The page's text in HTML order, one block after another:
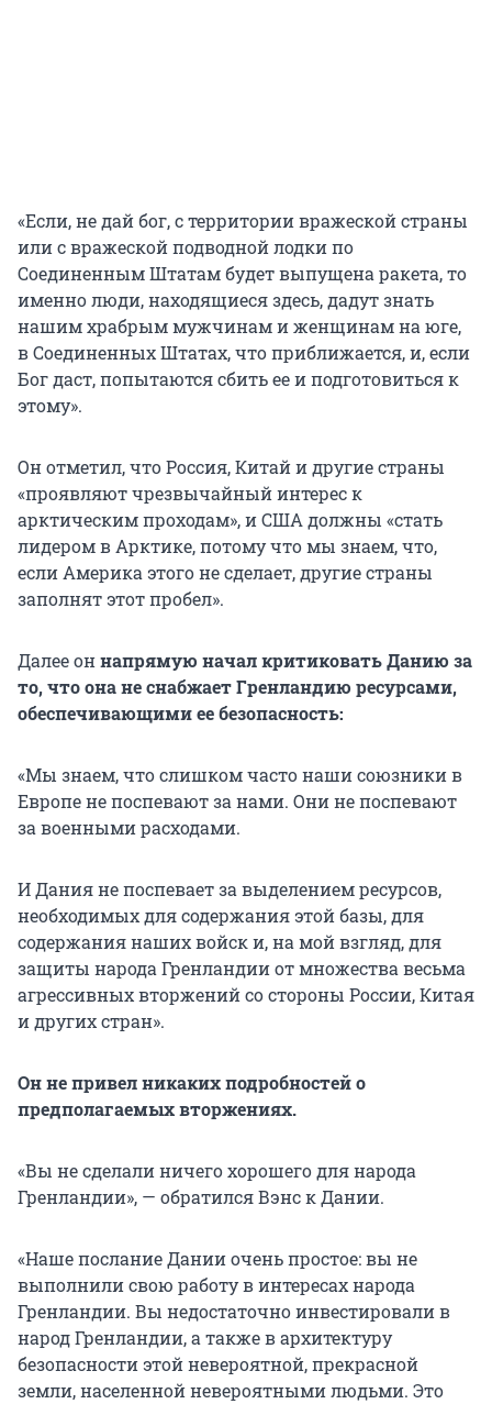
«Если, не дай бог, с территории вражеской страны
или с вражеской подводной лодки по
Соединенным Штатам будет выпущена ракета, то
именно люди, находящиеся здесь, дадут знать
нашим храбрым мужчинам и женщинам на юге,
в Соединенных Штатах, что приближается, и, если
Бог даст, попытаются сбить ее и подготовиться к
этому».
Он отметил, что Россия, Китай и другие страны
«проявляют чрезвычайный интерес к
арктическим проходам», и США должны «стать
лидером в Арктике, потому что мы знаем, что,
если Америка этого не сделает, другие страны
заполнят этот пробел».
Далее оннапрямую начал критиковать Данию за
то, что она не снабжает Гренландию ресурсами,
обеспечивающими ее безопасность:
«Мы знаем, что слишком часто наши союзники в
Европе не поспевают за нами. Они не поспевают
за военными расходами.
И Дания не поспевает за выделением ресурсов,
необходимых для содержания этой базы, для
содержания наших войск и, на мой взгляд, для
защиты народа Гренландии от множества весьма
агрессивных вторжений со стороны России, Китая
и других стран».
Он не привел никаких подробностей о
предполагаемых вторжениях.
«Вы не сделали ничего хорошего для народа
Гренландии», — обратился Вэнс к Дании.
«Наше послание Дании очень простое: вы не
выполнили свою работу в интересах народа
Гренландии. Вы недостаточно инвестировали в
народ Гренландии, а также в архитектуру
безопасности этой невероятной, прекрасной
земли, населенной невероятными людьми. Это